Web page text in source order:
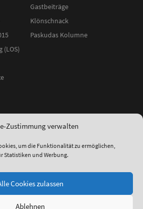
Zustimmung verwalten
um die Funktionalität zu ermöglichen,
Statistiken und Werbung.
Cookies zulassen
Ablehnen
Gastbeiträge
Klönschnack
Paskudas Kolumne